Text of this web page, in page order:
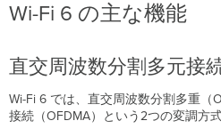
Wi-Fi 6 の主な機能
直交周波数分割多元接
Wi-Fi 6 では、直交周波数分割多重（
接続（OFDMA）という2つの変調方